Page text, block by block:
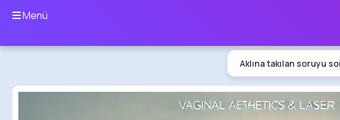
Menü
Aklına takılan soruyu